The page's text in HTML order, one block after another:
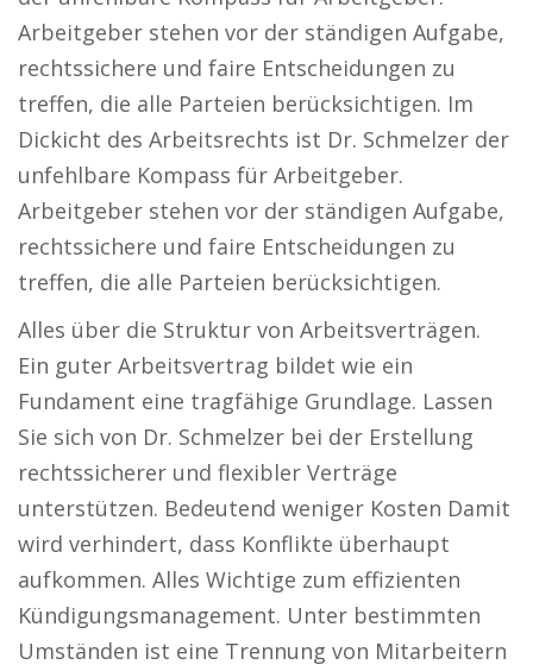
Arbeitgeber stehen vor der ständigen Aufgabe,
rechtssichere und faire Entscheidungen zu
treffen, die alle Parteien berücksichtigen. Im
Dickicht des Arbeitsrechts ist Dr. Schmelzer der
unfehlbare Kompass für Arbeitgeber.
Arbeitgeber stehen vor der ständigen Aufgabe,
rechtssichere und faire Entscheidungen zu
treffen, die alle Parteien berücksichtigen.
Alles über die Struktur von Arbeitsverträgen.
Ein guter Arbeitsvertrag bildet wie ein
Fundament eine tragfähige Grundlage. Lassen
Sie sich von Dr. Schmelzer bei der Erstellung
rechtssicherer und flexibler Verträge
unterstützen. Bedeutend weniger Kosten Damit
wird verhindert, dass Konflikte überhaupt
aufkommen. Alles Wichtige zum effizienten
Kündigungsmanagement. Unter bestimmten
Umständen ist eine Trennung von Mitarbeitern